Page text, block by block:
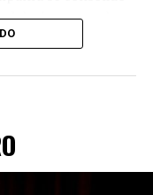
género en el
desde los
y electrónicas.
teatrales,
el amor, la
y toda la